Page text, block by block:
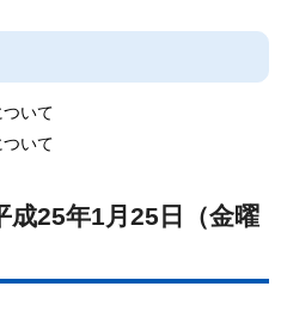
いて
いて
成25年1月25日（金曜